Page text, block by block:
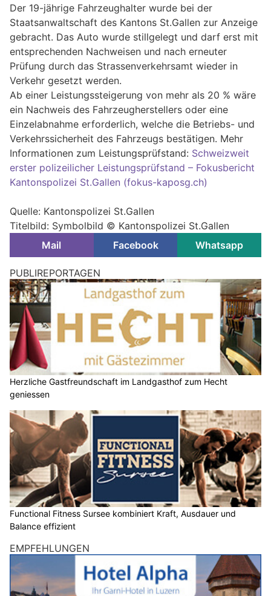
Der 19-jährige Fahrzeughalter wurde bei der
Staatsanwaltschaft des Kantons St.Gallen zur Anzeige
gebracht. Das Auto wurde stillgelegt und darf erst mit
entsprechenden Nachweisen und nach erneuter
Prüfung durch das Strassenverkehrsamt wieder in
Verkehr gesetzt werden.
Ab einer Leistungssteigerung von mehr als 20 % wäre
ein Nachweis des Fahrzeugherstellers oder eine
Einzelabnahme erforderlich, welche die Betriebs- und
Verkehrssicherheit des Fahrzeugs bestätigen. Mehr
Informationen zum Leistungsprüfstand: Schweizweit
erster polizeilicher Leistungsprüfstand – Fokusbericht
Kantonspolizei St.Gallen (fokus-kaposg.ch)
Quelle: Kantonspolizei St.Gallen
Titelbild: Symbolbild © Kantonspolizei St.Gallen
Mail
Facebook Whatsapp
PUBLIREPORTAGEN
Herzliche Gastfreundschaft im Landgasthof zum Hecht
geniessen
Functional Fitness Sursee kombiniert Kraft, Ausdauer und
Balance effizient
EMPFEHLUNGEN